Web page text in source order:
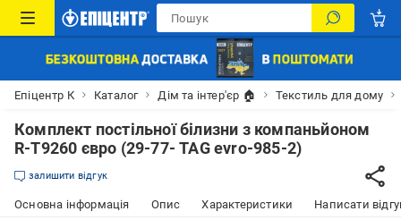
Епіцентр К Каталог Дім та інтер'єр 🏠 Текстиль для дому
Комплект постільної білизни з компаньйоном
R-T9260 євро (29-77- TAG evro-985-2)
залишити відгук
Основна інформація Опис Характеристики Написати